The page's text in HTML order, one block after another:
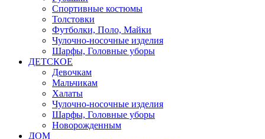
Спортивные костюмы
Толстовки
Футболки, Поло, Майки
Чулочно-носочные изделия
Шарфы, Головные уборы
ДЕТСКОЕ
Девочкам
Мальчикам
Халаты
Чулочно-носочные изделия
Шарфы, Головные уборы
Новорожденным
ДОМ